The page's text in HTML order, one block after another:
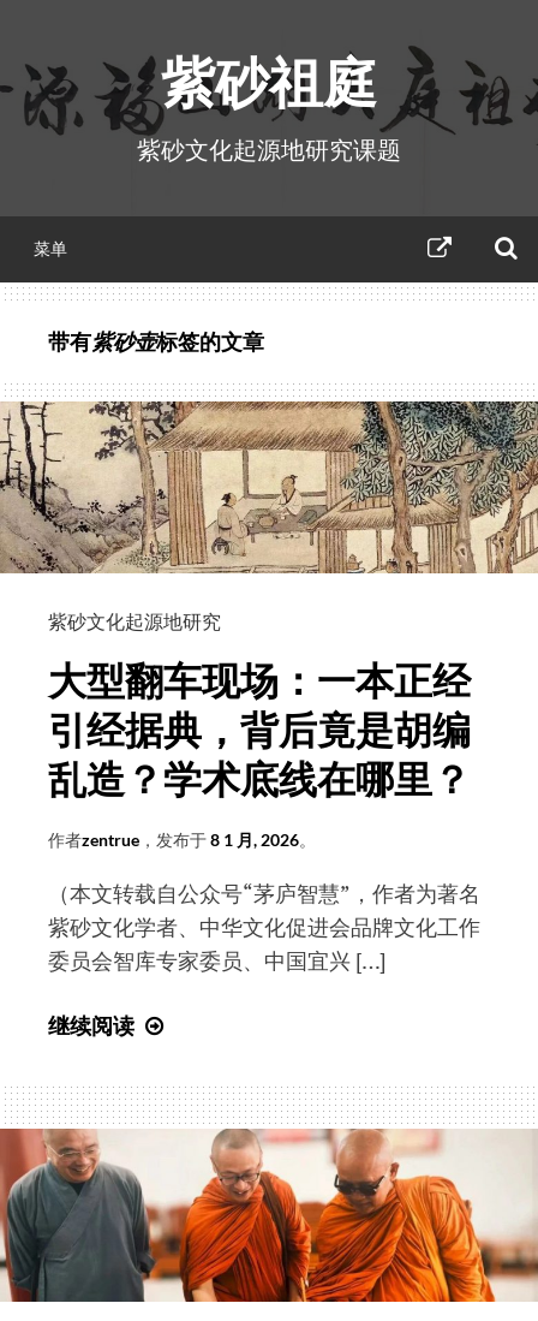
正
紫砂祖庭
紫砂文化起源地研究课题
菜单
祖
带有紫砂壶标签的文章
紫砂文化起源地研究
大型翻车现场：一本正经
引经据典，背后竟是胡编
乱造？学术底线在哪里？
作者zentrue ，发布于8 1 月, 2026。
（本文转载自公众号“茅庐智慧”，作者为著名
紫砂文化学者、中华文化促进会品牌文化工作
委员会智库专家委员、中国宜兴 […]
继续阅读
翻
车
场：
一
本
正